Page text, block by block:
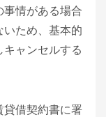
事情がある場合
いため、基本的
ャンセルする
貸借契約書に署